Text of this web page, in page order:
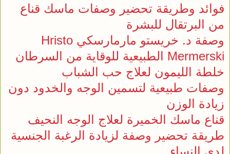
فوائد وطريقة تحضير وصفات ماسك قناع
من البرتقال للبشرة
وصفة د. خريستو مارمارسكي Hristo
Mermerski الطبيعية للوقاية من السرطان
خلطة الليمون لعلاج حب الشباب
وصفات طبيعية لتسمين الوجه والخدود دون
زيادة الوزن
قناع ماسك الخميرة لعلاج الوجه النحيف
طريقة تحضير وصفة لزيادة الرغبة الجنسية
لدى النساء